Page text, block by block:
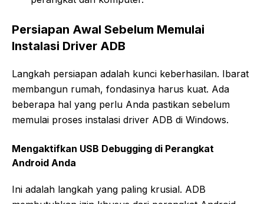
Persiapan Awal Sebelum Memulai
Instalasi Driver ADB
Langkah persiapan adalah kunci keberhasilan. Ibarat
membangun rumah, fondasinya harus kuat. Ada
beberapa hal yang perlu Anda pastikan sebelum
memulai proses instalasi driver ADB di Windows.
Mengaktifkan USB Debugging di Perangkat
Android Anda
Ini adalah langkah yang paling krusial. ADB